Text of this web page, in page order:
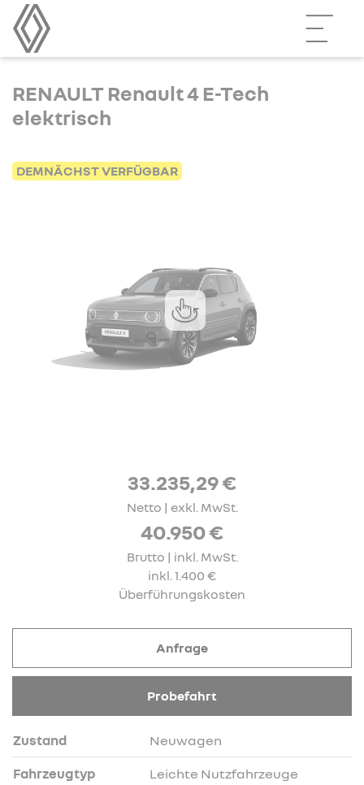
RENAULT Renault 4 E-Tech
elektrisch
DEMNÄCHST VERFÜGBAR
33.235,29 €
Netto | exkl. MwSt.
40.950 €
Brutto | inkl. MwSt.
inkl. 1.400 €
Überführungskosten
Zustand Neuwagen
Fahrzeugtyp Leichte Nutzfahrzeuge
Anfrage
Probefahrt